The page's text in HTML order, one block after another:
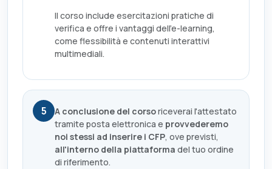
Il corso include esercitazioni pratiche di
verifica e offre i vantaggi dell'e-learning,
come flessibilità e contenuti interattivi
multimediali.
5 A conclusione del corsoriceverai l'attestato
tramite posta elettronica e provvederemo
noi stessi ad inserire i CFP, ove previsti,
all'interno della piattaforma del tuo ordine
di riferimento.